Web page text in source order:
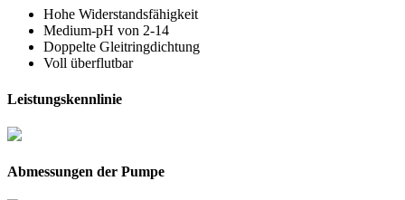
Hohe Widerstandsfähigkeit
Medium-pH von 2-14
Doppelte Gleitringdichtung
Voll überflutbar
Leistungskennlinie
Abmessungen der Pumpe